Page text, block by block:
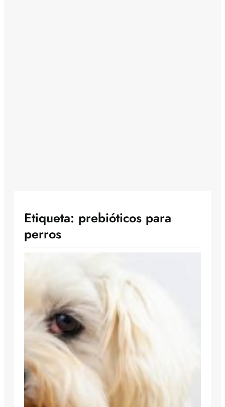
Etiqueta: prebióticos para
perros